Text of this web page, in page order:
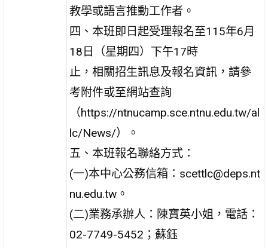
教學或語言推動工作者。
四、本班即日起受理報名至115年6月
18日（星期四）下午17時
止，相關招生訊息及報名資訊，請參
考附件或至網站查詢
（https://ntnucamp.sce.ntnu.edu.tw/al
lc/News/）。
五、本班報名聯絡方式：
(一)本中心公務信箱：scettlc@deps.nt
nu.edu.tw。
(二)業務承辦人：陳寶英小姐，電話：
02-7749-5452；蘇鈺